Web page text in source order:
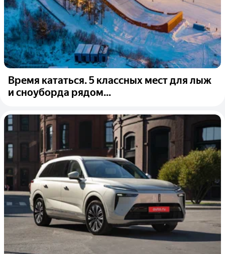
Время кататься. 5 классных мест для лыж
и сноуборда рядом...